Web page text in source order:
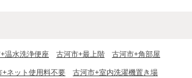
温水洗浄便座 古河市+最上階 古河市+角部屋
+ネット使用料不要 古河市+室内洗濯機置き場